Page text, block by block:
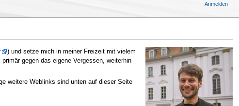
) und setze mich in meiner Freizeit mit vielem
gegen das eigene Vergessen, weiterhin
weitere Weblinks sind unten auf dieser Seite
Anmelden